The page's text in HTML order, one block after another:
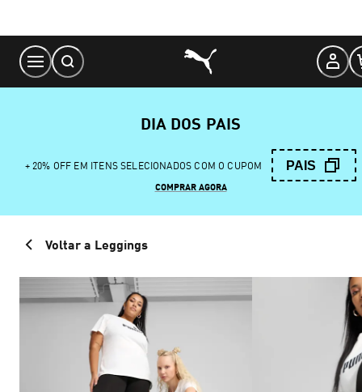
Content
DIA DOS PAIS
+ 20% OFF EM ITENS SELECIONADOS COM O CUPOM PAIS
COMPRAR AGORA
Voltar a Leggings